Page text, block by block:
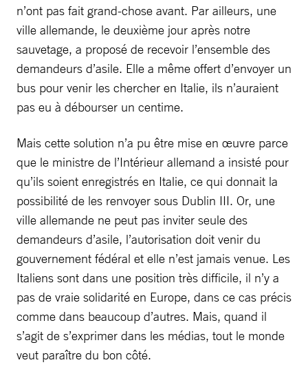
n’ont pas fait grand-chose avant. Par ailleurs, une
ville allemande, le deuxième jour après notre
sauvetage, a proposé de recevoir l’ensemble des
demandeurs d’asile. Elle a même offert d’envoyer un
bus pour venir les chercher en Italie, ils n’auraient
pas eu à débourser un centime.
Mais cette solution n’a pu être mise en œuvre parce
que le ministre de l’Intérieur allemand a insisté pour
qu’ils soient enregistrés en Italie, ce qui donnait la
possibilité de les renvoyer sous Dublin III. Or, une
ville allemande ne peut pas inviter seule des
demandeurs d’asile, l’autorisation doit venir du
gouvernement fédéral et elle n’est jamais venue. Les
Italiens sont dans une position très difficile, il n’y a
pas de vraie solidarité en Europe, dans ce cas précis
comme dans beaucoup d’autres. Mais, quand il
s’agit de s’exprimer dans les médias, tout le monde
veut paraître du bon côté.